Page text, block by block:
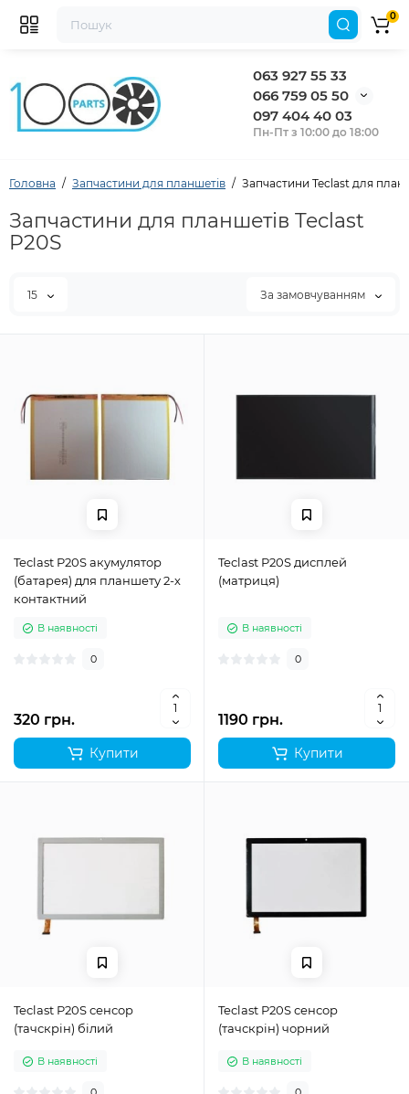
063 927 55 33
066 759 05 50
097 404 40 03
Пн-Пт з 10:00 до 18:00
0
Головна Запчастини для планшетів Запчастини Teclast для
Запчастини для планшетів Teclast
P20S
15 За замовчуванням
Teclast P20S акумулятор
(батарея) для планшету 2-х
контактний
В наявності
0
320 грн.
Купити
Teclast P20S дисплей
(матриця)
В наявності
0
1190 грн.
Купити
Teclast P20S сенсор
(тачскрін) білий
В наявності
Teclast P20S сенсор
(тачскрін) чорний
В наявності